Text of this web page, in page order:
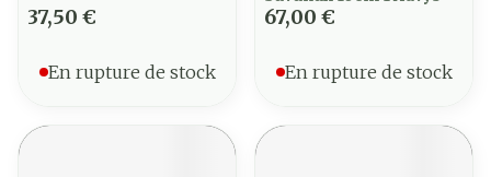
37,50 €
En rupture de stock
67,00 €
En rupture de stock